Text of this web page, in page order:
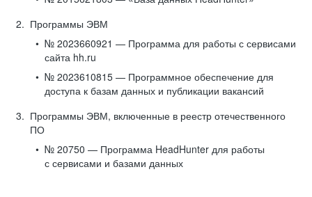
Программы ЭВМ
№ 2023660921 — Программа для работы с сервисами
сайта hh.ru
№ 2023610815 — Программное обеспечение для
доступа к базам данных и публикации вакансий
Программы ЭВМ, включенные в реестр отечественного
ПО
№ 20750 — Программа HeadHunter для работы
с сервисами и базами данных